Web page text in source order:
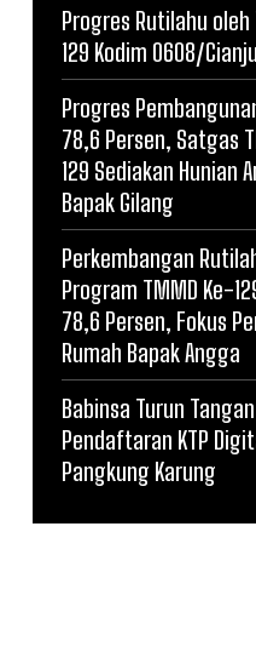
Progres Rutilahu oleh
129 Kodim 0608/
Progres
78,6 Persen, Satgas
129 Sediakan Hunian
Bapak Gilang
Perkembangan
Program TMMD Ke-
78,6 Persen, Fokus
Rumah Bapak Angga
Babinsa Turun
Pendaftaran KTP
Pangkung Karung